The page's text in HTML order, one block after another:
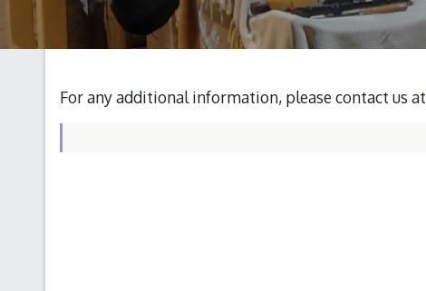
For any additional information, please contact us at